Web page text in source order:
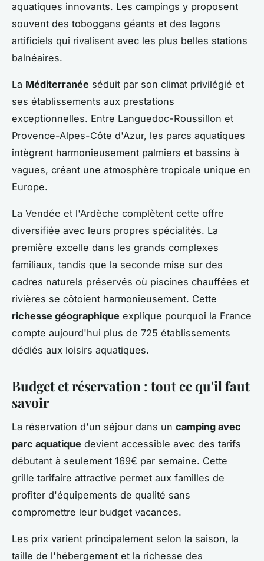
aquatiques innovants. Les campings y proposent
souvent des toboggans géants et des lagons
artificiels qui rivalisent avec les plus belles stations
balnéaires.
La Méditerranée séduit par son climat privilégié et
ses établissements aux prestations
exceptionnelles. Entre Languedoc-Roussillon et
Provence-Alpes-Côte d'Azur, les parcs aquatiques
intègrent harmonieusement palmiers et bassins à
vagues, créant une atmosphère tropicale unique en
Europe.
La Vendée et l'Ardèche complètent cette offre
diversifiée avec leurs propres spécialités. La
première excelle dans les grands complexes
familiaux, tandis que la seconde mise sur des
cadres naturels préservés où piscines chauffées et
rivières se côtoient harmonieusement. Cette
richesse géographique explique pourquoi la France
compte aujourd'hui plus de 725 établissements
dédiés aux loisirs aquatiques.
Budget et réservation : tout ce qu'il faut
savoir
La réservation d'un séjour dans un camping avec
parc aquatique devient accessible avec des tarifs
débutant à seulement 169€ par semaine. Cette
grille tarifaire attractive permet aux familles de
profiter d'équipements de qualité sans
compromettre leur budget vacances.
Les prix varient principalement selon la saison, la
taille de l'hébergement et la richesse des